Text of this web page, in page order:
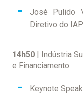
José Pulido
Diretivo do
14h50 | Indústria
e Financiamento
Keynote